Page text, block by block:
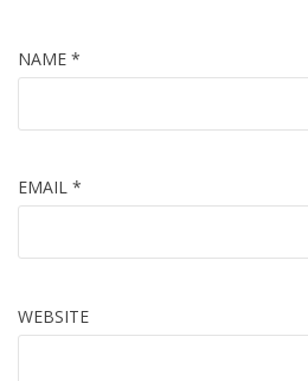
NAME *
EMAIL *
WEBSITE